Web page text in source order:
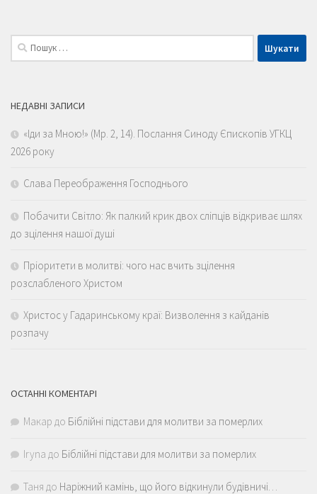
Пошук:
НЕДАВНІ ЗАПИСИ
«Іди за Мною!» (Мр. 2, 14). Послання Синоду Єпископів УГКЦ
2026 року
Слава Переображення Господнього
Побачити Світло: Як палкий крик двох сліпців відкриває шлях
до зцілення нашої душі
Пріоритети в молитві: чого нас вчить зцілення
розслабленого Христом
Христос у Гадаринському краї: Визволення з кайданів
розпачу
ОСТАННІ КОМЕНТАРІ
Макар до Біблійні підстави для молитви за померлих
Iryna до Біблійні підстави для молитви за померлих
Таня до Наріжний камінь, що його відкинули будівничі…